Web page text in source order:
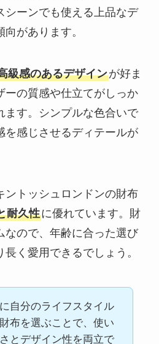
シーンでも使える上品なデ
があります。
級感のあるデザインが好ま
ーの質感や仕立てがしっか
ます。シンプルな色合いで
を感じさせるディテールが
ントッシュロンドンの財布
耐久性に優れています。財
なので、年齢に合った選び
く愛用できるでしょう。
自分のライフスタイル
布を選ぶことで、使い
とデザイン性を両立で